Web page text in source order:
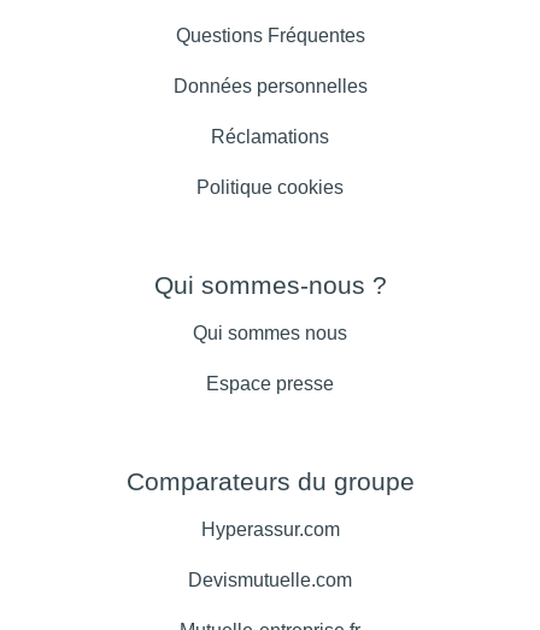
Questions Fréquentes
Données personnelles
Réclamations
Politique cookies
Qui sommes-nous ?
Qui sommes nous
Espace presse
Comparateurs du groupe
Hyperassur.com
Devismutuelle.com